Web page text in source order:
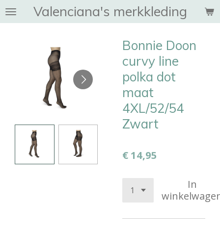
Ga
direct
hoofdinhoud
Valenciana's merkkleding
Bonnie Doon
curvy line
polka dot
maat
4XL/52/54
Zwart
€ 14,95
In